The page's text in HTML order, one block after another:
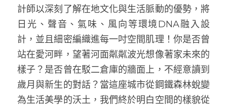
計師以深刻了解在地文化與生活脈動的優勢，將
日光、聲音、氣味、風向等環境DNA融入設
計，並且細密編織進每一吋空間肌理！你是否曾
站在愛河畔，望著河面粼粼波光想像著家未來的
樣子？是否曾在駁二倉庫的牆面上，不經意讀到
歲月與新生的對話？當這座城市從鋼鐵森林蛻變
為生活美學的沃土，我們終於明白空間的樣貌從